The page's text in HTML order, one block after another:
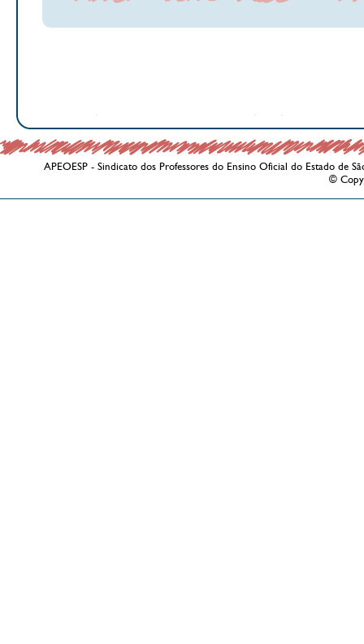
APEOESP - Sindicato dos Professores do Ensino Oficial do Estado de
©